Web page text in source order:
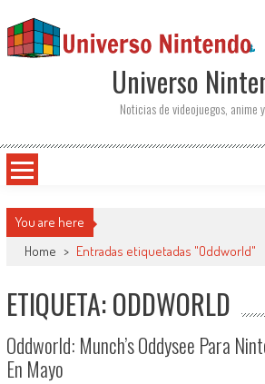
Universo
Noticias de videojuegos, anime
You are here
Home > Entradas etiquetadas "Oddworld"
ETIQUETA: ODDWORLD
Oddworld: Munch’s Oddysee Para
En Mayo